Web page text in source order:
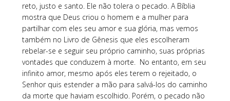
reto, justo e santo. Ele não tolera o pecado. A Bíblia
mostra que Deus criou o homem e a mulher para
partilhar com eles seu amor e sua glória, mas vemos
também no Livro de Gênesis que eles escolheram
rebelar-se e seguir seu próprio caminho, suas próprias
vontades que conduzem à morte. No entanto, em seu
infinito amor, mesmo após eles terem o rejeitado, o
Senhor quis estender a mão para salvá-los do caminho
da morte que haviam escolhido. Porém, o pecado não